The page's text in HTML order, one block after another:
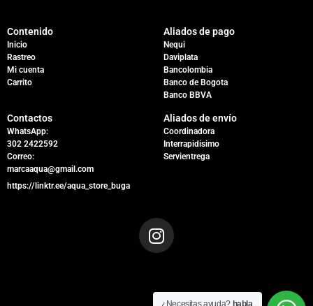
Contenido
Inicio
Rastreo
Mi cuenta
Carrito
Aliados de pago
Nequi
Daviplata
Bancolombia
Banco de Bogota
Banco BBVA
Contactos
WhatsApp:
302 2422592
Correo:
marcaaqua@gmail.com
https://linktr.ee/aqua_store_buga
Aliados de envío
Coordinadora
Interrapidisimo
Servientrega
¿Necesitas ayuda? habla